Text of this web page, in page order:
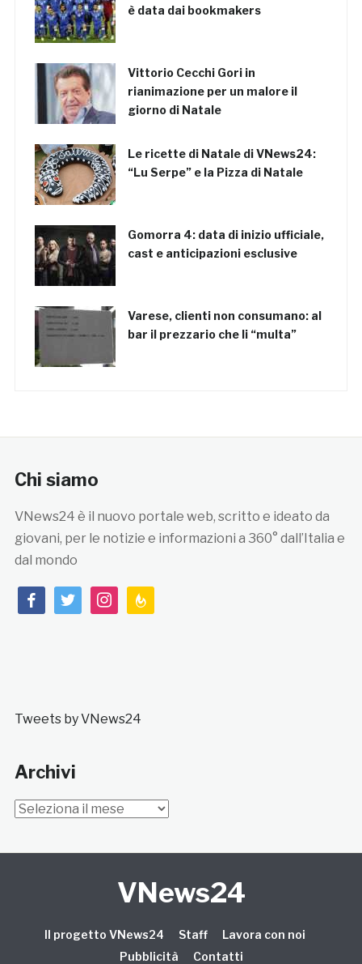
è data dai bookmakers
Vittorio Cecchi Gori in
rianimazione per un malore il
giorno di Natale
Le ricette di Natale di VNews24:
“Lu Serpe” e la Pizza di Natale
Gomorra 4: data di inizio ufficiale,
cast e anticipazioni esclusive
Varese, clienti non consumano: al
bar il prezzario che li “multa”
Chi siamo
VNews24 è il nuovo portale web, scritto e ideato da
giovani, per le notizie e informazioni a 360° dall’Italia e
dal mondo
facebooktwitterinstagramfeedburner
Tweets by VNews24
Archivi
Archivi
VNews24
Il progetto VNews24 Staff
Lavora con noi
Pubblicità
Contatti